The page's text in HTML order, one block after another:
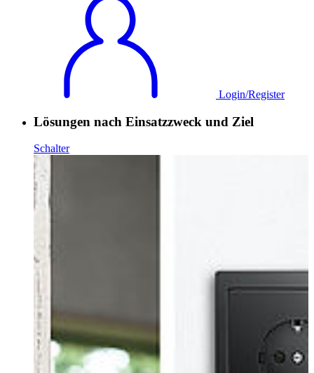
Login/Register
Lösungen nach Einsatzzweck und Ziel
Schalter